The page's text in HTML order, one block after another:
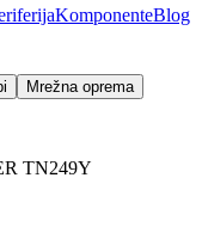
KomponenteBlog
Mrežna oprema
TN249Y